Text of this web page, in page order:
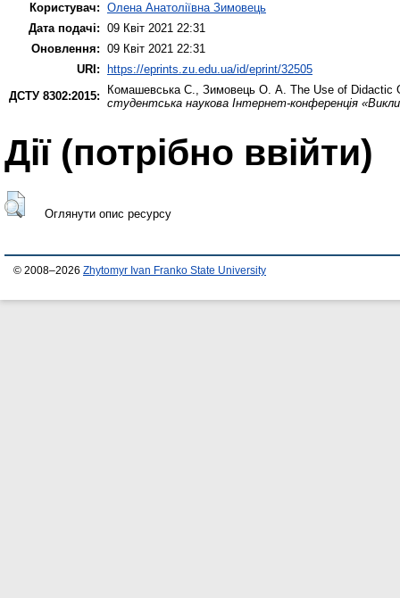
Користувач: Олена Анатоліївна Зимовець
Дата подачі: 09 Квіт 2021 22:31
Оновлення: 09 Квіт 2021 22:31
URI:
https://eprints.zu.edu.ua/id/eprint/32505
ДСТУ 8302:2015:
Комашевська С., Зимовець О. А. The Use of Didactic
студентська наукова Інтернет-конференція
Дії ​​(потрібно ввійти)
Оглянути опис ресурсу
© 2008–2026 Zhytomyr Ivan Franko State University